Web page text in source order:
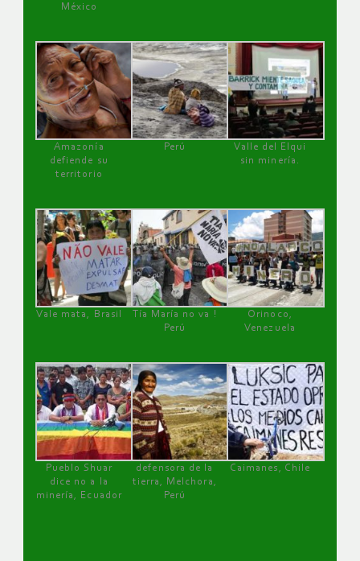
México
Amazonía
defiende su
territorio
Perú
Valle del Elqui
sin minería.
Vale mata, Brasil
Tía María no va !
Perú
Orinoco,
Venezuela
Pueblo Shuar
dice no a la
minería, Ecuador
defensora de la
tierra, Melchora,
Perú
Caimanes, Chile